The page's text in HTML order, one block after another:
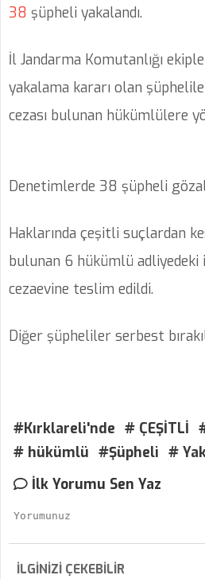
38 şüpheli yakalandı.
İl Jandarma Komutanlığı
yakalama kararı olan
cezası bulunan hükümlülere
Denetimlerde 38 şüpheli
Haklarında çeşitli suçlardan
bulunan 6 hükümlü adliyedeki
cezaevine teslim edildi.
Diğer şüpheliler serbest
#Kırklareli'nde # ÇEŞİTLİ
# hükümlü #Şüpheli #
İlk Yorumu Sen Yaz
İLGİNİZİ ÇEKEBİLİR